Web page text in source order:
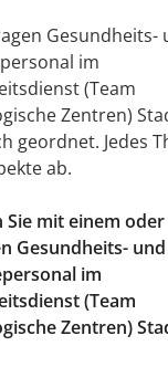
Gesundheits-
im
(Team
Zentren)
geordnet. Jedes
ab.
Sie mit einem
Gesundheits- und
im
(Team
Zentren)